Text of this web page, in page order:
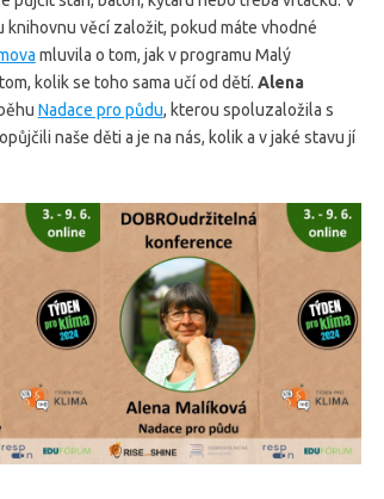
věcí založit, pokud máte vhodné
mluvila o tom, jak v programu Malý
kolik se toho sama učí od dětí. Alena
Nadace pro půdu, kterou spoluzaložila s
naše děti a je na nás, kolik a v jaké stavu jí